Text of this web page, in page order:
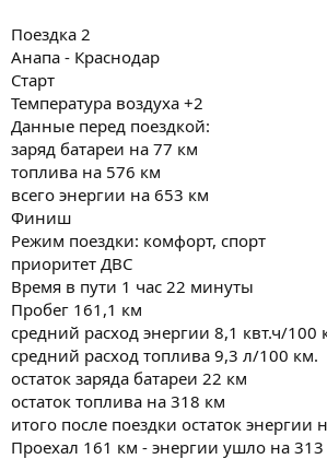
Поездка 2
Анапа - Краснодар
Старт
Температура воздуха +2
Данные перед поездкой:
заряд батареи на 77 км
топлива на 576 км
всего энергии на 653 км
Финиш
Режим поездки: комфорт, спорт
приоритет ДВС
Время в пути 1 час 22 минуты
Пробег 161,1 км
средний расход энергии 8,1 квт.ч/100
средний расход топлива 9,3 л/100 км.
остаток заряда батареи 22 км
остаток топлива на 318 км
итого после поездки остаток энергии
Проехал 161 км - энергии ушло на